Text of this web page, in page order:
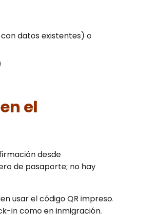
con datos existentes) o
el
desde
de pasaporte; no hay
usar el código QR impreso.
in como en inmigración.